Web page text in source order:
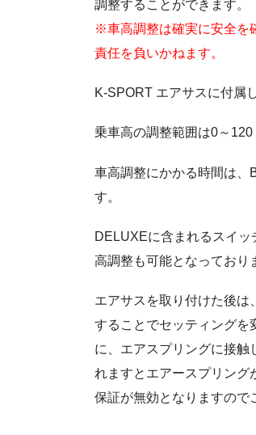
調整することができます。
※車高調整は確実に安全を
責任を負いかねます。
K-SPORT エアサスに付属
乗車高の調整範囲は0～120
車高調整にかかる時間は
す。
DELUXEに含まれるスイ
高調整も可能となっており
エアサスを取り付けた後は
することでセッティングを
に、エアスプリングに接触
れますとエアースプリング
保証が無効となりますので